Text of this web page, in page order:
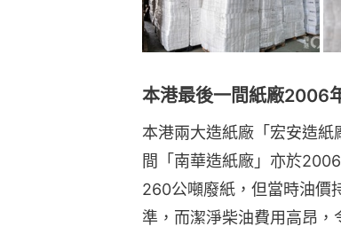
本港最後一間紙廠2006
本港兩大造紙廠「宏安造
間「南華造紙廠」亦於
260公噸廢紙，但當時油價
準，而潔淨柴油費用高昂，